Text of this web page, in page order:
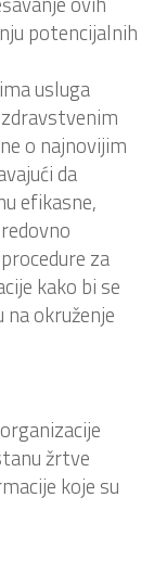
potencijalnih
usluga
o najnovijim
da
efikasne,
za
kako bi se
okruženje
žrtve
koje su